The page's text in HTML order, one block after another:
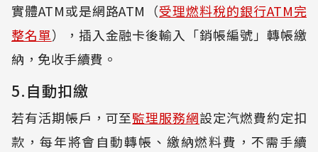
實體ATM或是網路ATM（受理燃料稅的銀行ATM完
整名單），插入金融卡後輸入「銷帳編號」轉帳繳
納，免收手續費。
5.自動扣繳
若有活期帳戶，可至監理服務網設定汽燃費約定扣
款，每年將會自動轉帳、繳納燃料費，不需手續